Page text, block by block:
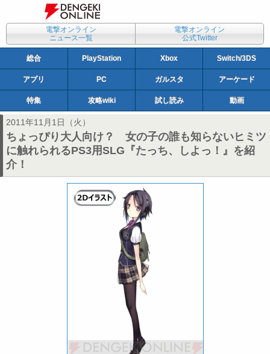
電撃オンライン
ニュース一覧
電撃オンライン
公式Twitter
総合 PlayStation Xbox Switch/3DS
アプリ PC ガルスタ アーケード
特集 攻略wiki 試し読み 動画
2011年11月1日（火）
ちょっぴり大人向け？ 女の子の誰も知らないヒミツ
に触れられるPS3用SLG『たっち、しよっ！』を紹
介！